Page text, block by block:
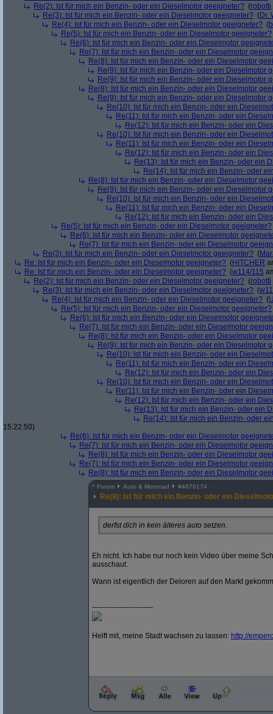
Re(2): Ist für mich ein Benzin- oder ein Dieselmotor geeigneter? (robotti
Re(3): Ist für mich ein Benzin- oder ein Dieselmotor geeigneter? (Dr.
Re(4): Ist für mich ein Benzin- oder ein Dieselmotor geeigneter? (
Re(5): Ist für mich ein Benzin- oder ein Dieselmotor geeigneter?
Re(6): Ist für mich ein Benzin- oder ein Dieselmotor
Re(7): Ist für mich ein Benzin- oder ein Dieselmotor
Re(8): Ist für mich ein Benzin- oder ein Dieselmotor
Re(9): Ist für mich ein Benzin- oder ein Dieselmotor
Re(9): Ist für mich ein Benzin- oder ein Dieselmotor
Re(8): Ist für mich ein Benzin- oder ein Dieselmotor
Re(9): Ist für mich ein Benzin- oder ein Dieselmotor
Re(10): Ist für mich ein Benzin- oder ein
Re(11): Ist für mich ein Benzin- oder ein
Re(12): Ist für mich ein Benzin- oder ein
Re(10): Ist für mich ein Benzin- oder ein
Re(11): Ist für mich ein Benzin- oder ein
Re(12): Ist für mich ein Benzin- oder ein
Re(13): Ist für mich ein Benzin- oder ein
Re(14): Ist für mich ein Benzin- oder
Re(8): Ist für mich ein Benzin- oder ein Dieselmotor
Re(9): Ist für mich ein Benzin- oder ein Dieselmotor
Re(10): Ist für mich ein Benzin- oder ein
Re(11): Ist für mich ein Benzin- oder ein
Re(12): Ist für mich ein Benzin- oder ein
Re(5): Ist für mich ein Benzin- oder ein Dieselmotor geeigneter?
Re(6): Ist für mich ein Benzin- oder ein Dieselmotor
Re(7): Ist für mich ein Benzin- oder ein Dieselmotor
Re(3): Ist für mich ein Benzin- oder ein Dieselmotor geeigneter? (
Re: Ist für mich ein Benzin- oder ein Dieselmotor geeigneter? (HITCHER
Re: Ist für mich ein Benzin- oder ein Dieselmotor geeigneter? (w114/115
Re(2): Ist für mich ein Benzin- oder ein Dieselmotor geeigneter? (robotti
Re(3): Ist für mich ein Benzin- oder ein Dieselmotor geeigneter? (
Re(4): Ist für mich ein Benzin- oder ein Dieselmotor geeigneter? (
Re(5): Ist für mich ein Benzin- oder ein Dieselmotor geeigneter?
Re(6): Ist für mich ein Benzin- oder ein Dieselmotor
Re(7): Ist für mich ein Benzin- oder ein Dieselmotor
Re(8): Ist für mich ein Benzin- oder ein Dieselmotor
Re(9): Ist für mich ein Benzin- oder ein Dieselmotor
Re(10): Ist für mich ein Benzin- oder ein
Re(11): Ist für mich ein Benzin- oder ein
Re(12): Ist für mich ein Benzin- oder ein
Re(10): Ist für mich ein Benzin- oder ein
Re(11): Ist für mich ein Benzin- oder ein
Re(12): Ist für mich ein Benzin- oder ein
Re(13): Ist für mich ein Benzin- oder ein
Re(14): Ist für mich ein Benzin- oder
15:22:50)
Re(6): Ist für mich ein Benzin- oder ein Dieselmotor
Re(7): Ist für mich ein Benzin- oder ein Dieselmotor
Re(8): Ist für mich ein Benzin- oder ein Dieselmotor
Re(7): Ist für mich ein Benzin- oder ein Dieselmotor
Re(8): Ist für mich ein Benzin- oder ein Dieselmotor
^ Forum Auto & Motorrad #4676174
Re(9): Ist für mich ein Benzin- oder ein
derfst dich in kein älteres auto setzen.
Eh nicht. Ich habe nur noch kein Video über meine
ausschaut.
Wann ist eigentlich der Deloren auf den Markt
-------------------------
Helft mit, meine Stadt wachsen zu lassen: http://